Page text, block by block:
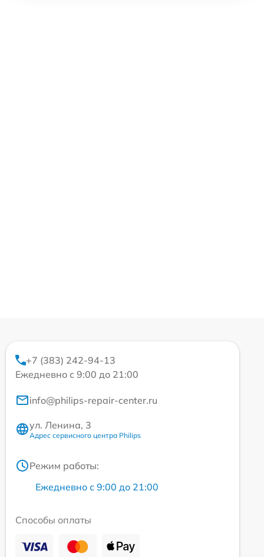
+7 (383) 242-94-13
Ежедневно с 9:00 до 21:00
info@philips-repair-center.ru
ул. Ленина, 3
Адрес сервисного центра Philips
Режим работы:
Ежедневно с 9:00 до 21:00
Способы оплаты